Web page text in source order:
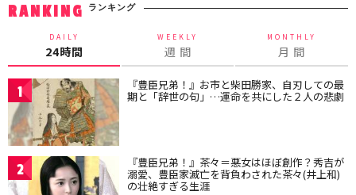
RANKING ランキング
DAILY
24時間
WEEKLY
週 間
MONTHLY
月 間
1 『豊臣兄弟！』お市と柴田勝家、自刃しての最
期と「辞世の句」…運命を共にした２人の悲劇
2 『豊臣兄弟！』茶々＝悪女はほぼ創作？秀吉が
溺愛、豊臣家滅亡を背負わされた茶々(井上和)
の壮絶すぎる生涯